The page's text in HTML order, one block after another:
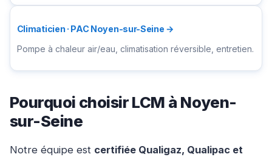
Climaticien · PAC Noyen-sur-Seine →
Pompe à chaleur air/eau, climatisation réversible, entretien.
Pourquoi choisir LCM à Noyen-
sur-Seine
Notre équipe est certifiée Qualigaz, Qualipac et